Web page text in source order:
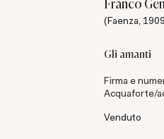
Franco
(Faenza,
Gli amanti
Firma e
Acquaforte/
Venduto